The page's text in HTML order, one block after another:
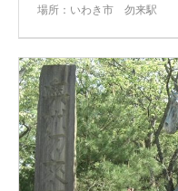
場所：いわき市 勿来駅